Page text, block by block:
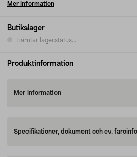
Butikslager
Hämtar lagerstatus...
Mer information
Produktinformation
Mer information
Specifikationer, dokument och ev.